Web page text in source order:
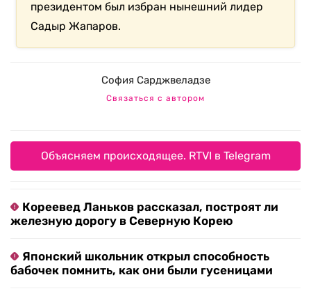
президентом был избран нынешний лидер
Садыр Жапаров.
София Сарджвеладзе
Связаться с автором
Объясняем происходящее. RTVI в Telegram
Кореевед Ланьков рассказал, построят ли
железную дорогу в Северную Корею
Японский школьник открыл способность
бабочек помнить, как они были гусеницами